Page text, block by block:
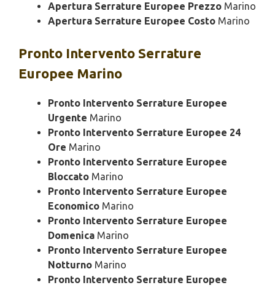
Apertura Serrature Europee Prezzo Marino
Apertura Serrature Europee Costo Marino
Pronto Intervento Serrature
Europee Marino
Pronto Intervento Serrature Europee
Urgente Marino
Pronto Intervento Serrature Europee 24
Ore Marino
Pronto Intervento Serrature Europee
Bloccato Marino
Pronto Intervento Serrature Europee
Economico Marino
Pronto Intervento Serrature Europee
Domenica Marino
Pronto Intervento Serrature Europee
Notturno Marino
Pronto Intervento Serrature Europee